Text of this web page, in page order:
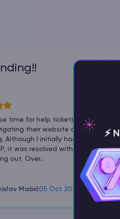
time for help tickets and the
their website are
Although I initially had a problem
it was resolved within minutes
out. Over...
Mabič05 Oct 2023
⚡️